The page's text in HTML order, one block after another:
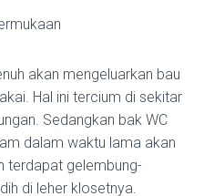
akan mengeluarkan bau
Hal ini tercium di sekitar
Sedangkan bak WC
dalam waktu lama akan
terdapat gelembung-
di leher klosetnya.